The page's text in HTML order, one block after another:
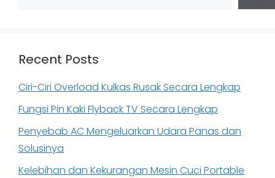
Recent Posts
Ciri-Ciri Overload Kulkas Rusak Secara Lengkap
Fungsi Pin Kaki Flyback TV Secara Lengkap
Penyebab AC Mengeluarkan Udara Panas dan
Solusinya
Kelebihan dan Kekurangan Mesin Cuci Portable